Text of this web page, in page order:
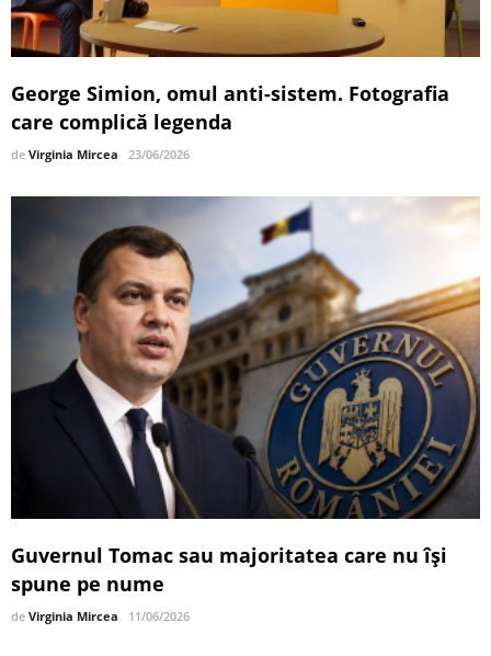
George Simion, omul anti-sistem. Fotografia
care complică legenda
de Virginia Mircea 23/06/2026
Guvernul Tomac sau majoritatea care nu își
spune pe nume
de Virginia Mircea 11/06/2026